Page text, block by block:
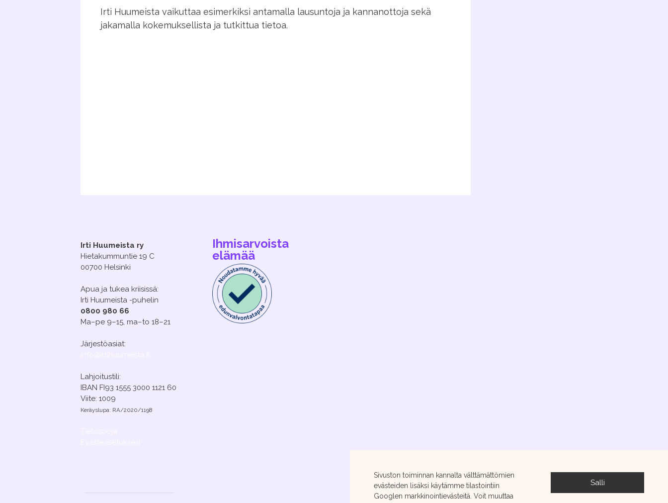
Sivuston toiminnan kannalta välttämättömien
evästeiden lisäksi käytämme tilastointiin
Googlen markkinointievästeitä. Voit muuttaa
Salli
Irti Huumeista vaikuttaa esimerkiksi antamalla lausuntoja ja kannanottoja sekä
jakamalla kokemuksellista ja tutkittua tietoa.
Irti Huumeista ry
Hietakummuntie 19 C
00700 Helsinki
Apua ja tukea kriisissä:
Irti Huumeista -puhelin
0800 980 66
Ma–pe 9–15, ma–to 18–21
Järjestöasiat:
Lahjoitustili:
IBAN FI93 1555 3000 1121 60
Viite: 1009
Keräyslupa: RA/2020/1198
Ihmisarvoista
elämää